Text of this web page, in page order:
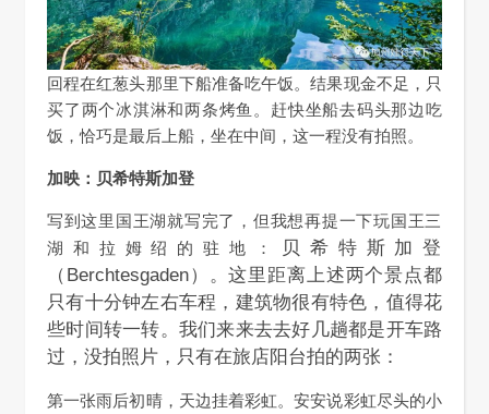
回程在红葱头那里下船准备吃午饭。结果现金不足，只
买了两个冰淇淋和两条烤鱼。赶快坐船去码头那边吃
饭，恰巧是最后上船，坐在中间，这一程没有拍照。
加映：贝希特斯加登
写到这里国王湖就写完了，但我想再提一下玩国王三
湖和拉姆绍的驻地：
贝希特斯加登
（Berchtesgaden）。这里距离上述两个景点都
只有十分钟左右车程，建筑物很有特色，值得花
些时间转一转。我们来来去去好几趟都是开车路
过，没拍照片，只有在旅店阳台拍的两张：
第一张雨后初晴，天边挂着彩虹。安安说彩虹尽头的小